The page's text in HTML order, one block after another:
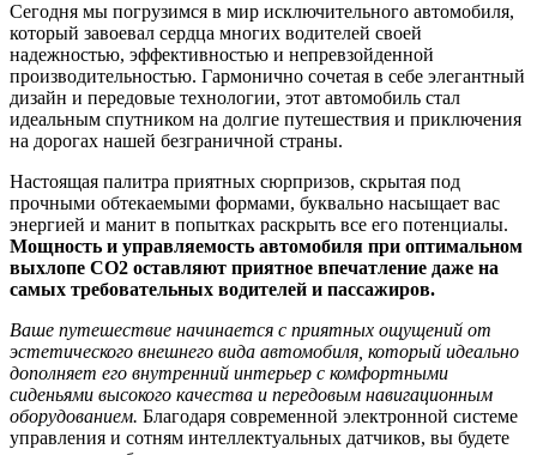
Сегодня мы погрузимся в мир исключительного автомобиля,
который завоевал сердца многих водителей своей
надежностью, эффективностью и непревзойденной
производительностью. Гармонично сочетая в себе элегантный
дизайн и передовые технологии, этот автомобиль стал
идеальным спутником на долгие путешествия и приключения
на дорогах нашей безграничной страны.
Настоящая палитра приятных сюрпризов, скрытая под
прочными обтекаемыми формами, буквально насыщает вас
энергией и манит в попытках раскрыть все его потенциалы.
Мощность и управляемость автомобиля при оптимальном
выхлопе CO2 оставляют приятное впечатление даже на
самых требовательных водителей и пассажиров.
Ваше путешествие начинается с приятных ощущений от
эстетического внешнего вида автомобиля, который идеально
дополняет его внутренний интерьер с комфортными
сиденьями высокого качества и передовым навигационным
оборудованием. Благодаря современной электронной системе
управления и сотням интеллектуальных датчиков, вы будете